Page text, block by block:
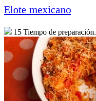
Elote mexicano
15 Tiempo de preparación.